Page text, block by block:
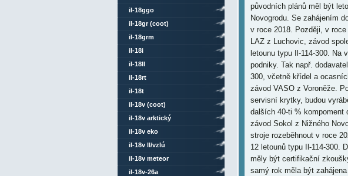
původních plánů měl být
Novogrodu. Se zahájením
v roce 2018. Později, v
LAZ z Luchovic, závod
letounu typu Il-114-300. Na
podniky. Tak např.
300, včetně křídel a
závod VASO z Voroněže.
servisní krytky, budou
dalších 40-ti % kompoment
závod Sokol z Nižného
stroje rozeběhnout v roce
12 letounů typu Il-114-300.
měly být certifikační
samý rok měla být
il-18ggo
il-18gr (coot)
il-18grm
il-18i
il-18ll
il-18rt
il-18t
il-18v (coot)
il-18v arktický
il-18v eko
il-18v ll/vzlú
il-18v meteor
il-18v-26a